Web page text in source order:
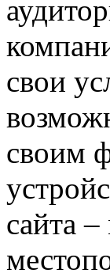
свои
своим
сайта